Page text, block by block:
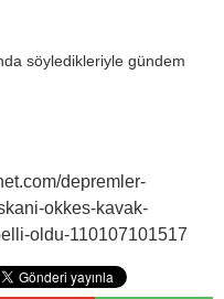
söyledikleriyle gündem
depremler-
okkes-kavak-
oldu-110107101517